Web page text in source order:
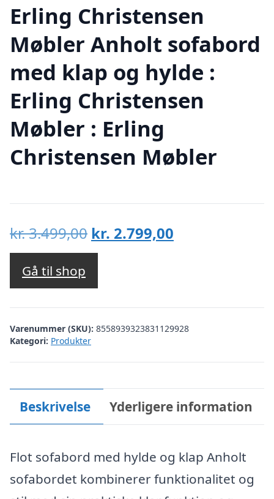
Erling Christensen
Møbler Anholt sofabord
med klap og hylde :
Erling Christensen
Møbler : Erling
Christensen Møbler
kr.3.499,00 Den
oprindelige
var:
kr. 3.499,00.
kr. 2.799,00
kr. 2.799,00.
Gå til shop
Varenummer (SKU): 8558939323831129928
Kategori: Produkter
Beskrivelse Yderligere information
Flot sofabord med hylde og klap Anholt
sofabordet kombinerer funktionalitet og